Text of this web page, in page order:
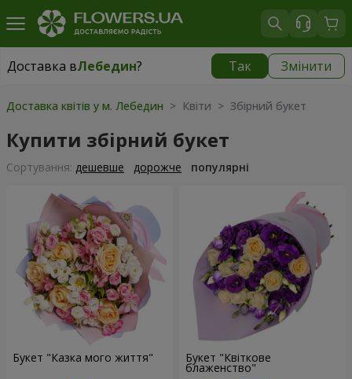
Доставка вЛебедин? Так Змінити
Доставка вЛебедин|
Доставка квітів у м. Лебедин > Квіти > Збірний букет
Купити збірний букет
Сортування: дешевше дорожче популярні
Букет "Казка мого життя" Букет "Квіткове
блаженство"